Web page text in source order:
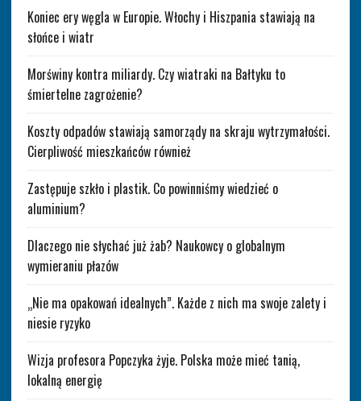
Koniec ery węgla w Europie. Włochy i Hiszpania stawiają na
słońce i wiatr
Morświny kontra miliardy. Czy wiatraki na Bałtyku to
śmiertelne zagrożenie?
Koszty odpadów stawiają samorządy na skraju wytrzymałości.
Cierpliwość mieszkańców również
Zastępuje szkło i plastik. Co powinniśmy wiedzieć o
aluminium?
Dlaczego nie słychać już żab? Naukowcy o globalnym
wymieraniu płazów
„Nie ma opakowań idealnych”. Każde z nich ma swoje zalety i
niesie ryzyko
Wizja profesora Popczyka żyje. Polska może mieć tanią,
lokalną energię